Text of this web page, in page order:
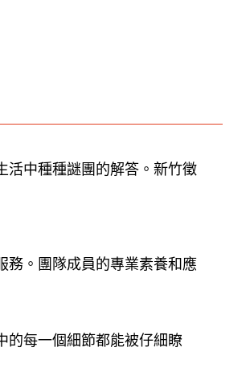
活中種種謎團的解答。新竹徵
務。團隊成員的專業素養和應
的每一個細節都能被仔細瞭